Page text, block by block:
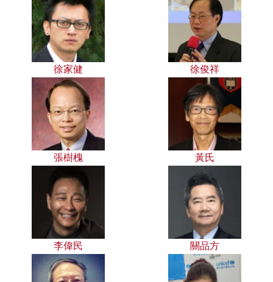
徐家健 徐俊祥
張樹槐 黃氏
李偉民 關品方